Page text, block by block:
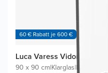
60 € Rabatt je 600 €
Luca Varess Vidor
90 x 90 cm|Klarglas|Profil